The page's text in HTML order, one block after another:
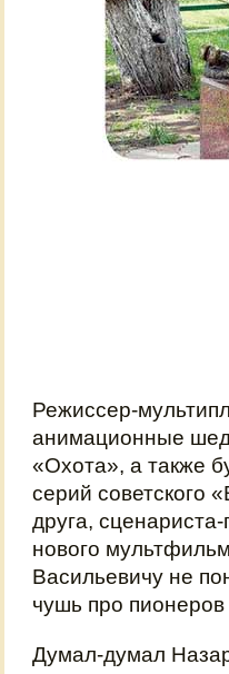
Режиссер-
анимационные
«Охота», а также
серий советского
друга,
нового
Васильевичу не
чушь про пионеров
Думал-думал